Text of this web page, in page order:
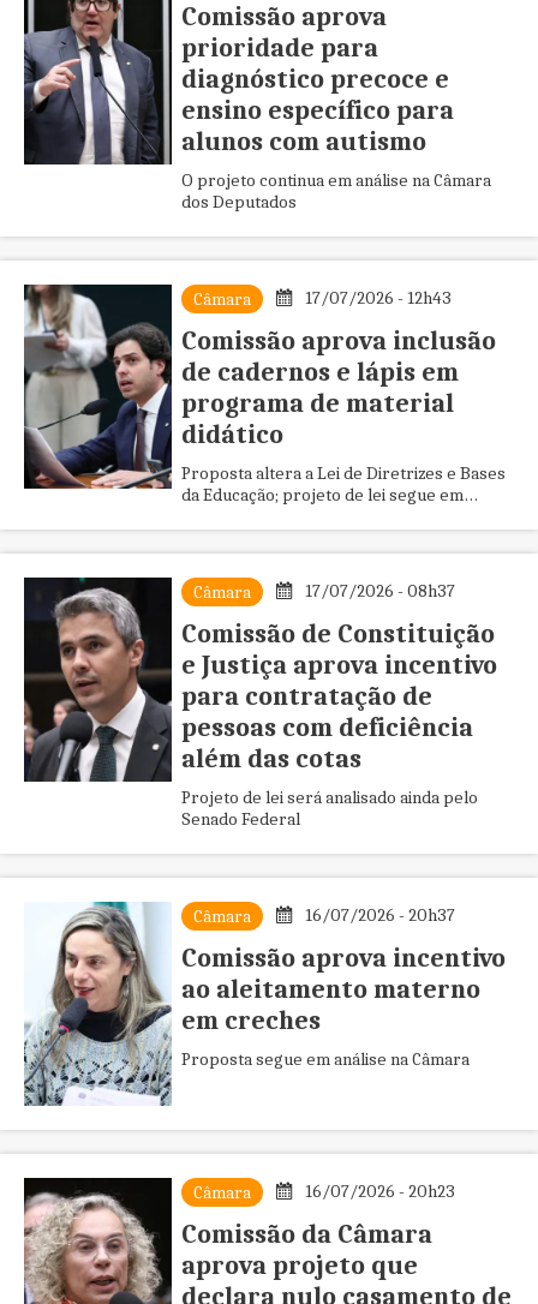
Comissão aprova
prioridade para
diagnóstico precoce e
ensino específico para
alunos com autismo
O projeto continua em análise na Câmara
dos Deputados
Câmara 17/07/2026 - 12h43
Comissão aprova inclusão
de cadernos e lápis em
programa de material
didático
Proposta altera a Lei de Diretrizes e Bases
da Educação; projeto de lei segue em
Câmara 17/07/2026 - 08h37
Comissão de Constituição
e Justiça aprova incentivo
para contratação de
pessoas com deficiência
além das cotas
Projeto de lei será analisado ainda pelo
Senado Federal
Câmara 16/07/2026 - 20h37
Comissão aprova incentivo
ao aleitamento materno
em creches
Proposta segue em análise na Câmara
Câmara 16/07/2026 - 20h23
Comissão da Câmara
aprova projeto que
declara nulo casamento de